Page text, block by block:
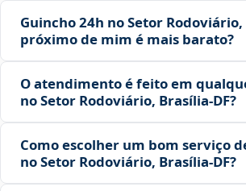
Guincho 24h no Setor Rodoviário,
próximo de mim é mais barato?
O atendimento é feito em
no Setor Rodoviário, Brasília‑DF?
Como escolher um bom serviço
no Setor Rodoviário, Brasília‑DF?